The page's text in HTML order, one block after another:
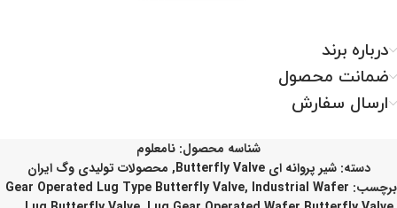
درباره برند
ضمانت محصول
ارسال سفارش
شناسه محصول: نامعلوم
دسته: شیر پروانه ای Butterfly Valve , محصولات تولیدی وگ ایران
برچسب:
Gear Operated Lug Type Butterfly Valve, Industrial Wafer